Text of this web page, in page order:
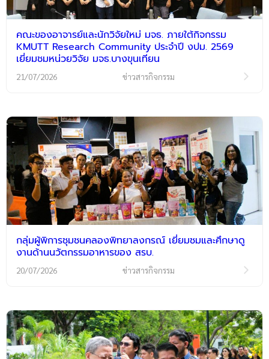
คณะของอาจารย์และนักวิจัยใหม่ มจธ. ภายใต้กิจกรรม
KMUTT Research Community ประจำปี งปม. 2569
เยี่ยมชมหน่วยวิจัย มจธ.บางขุนเทียน
21/07/2026 ข่าวสารกิจกรรม
กลุ่มผู้พิการชุมชนคลองพิทยาลงกรณ์ เยี่ยมชมและศึกษาดู
งานด้านนวัตกรรมอาหารของ สรบ.
20/07/2026 ข่าวสารกิจกรรม